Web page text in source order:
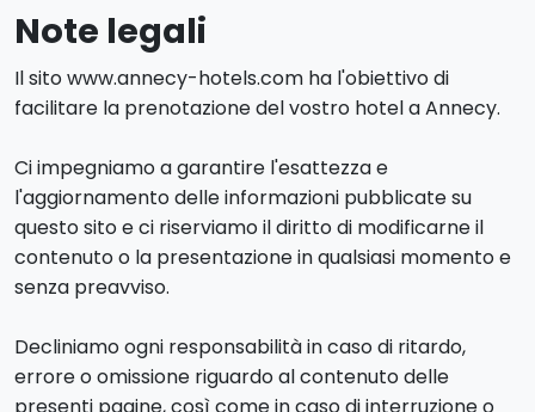
Note legali
Il sito www.annecy-hotels.com ha l'obiettivo di
facilitare la prenotazione del vostro hotel a Annecy.
Ci impegniamo a garantire l'esattezza e
l'aggiornamento delle informazioni pubblicate su
questo sito e ci riserviamo il diritto di modificarne il
contenuto o la presentazione in qualsiasi momento e
senza preavviso.
Decliniamo ogni responsabilità in caso di ritardo,
errore o omissione riguardo al contenuto delle